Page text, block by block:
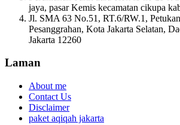
jaya, pasar Kemis kecamatan cikupa
Jl. SMA 63 No.51, RT.6/RW.1,
Pesanggrahan, Kota Jakarta Selatan,
Jakarta 12260
Laman
About me
Contact Us
Disclaimer
paket aqiqah jakarta